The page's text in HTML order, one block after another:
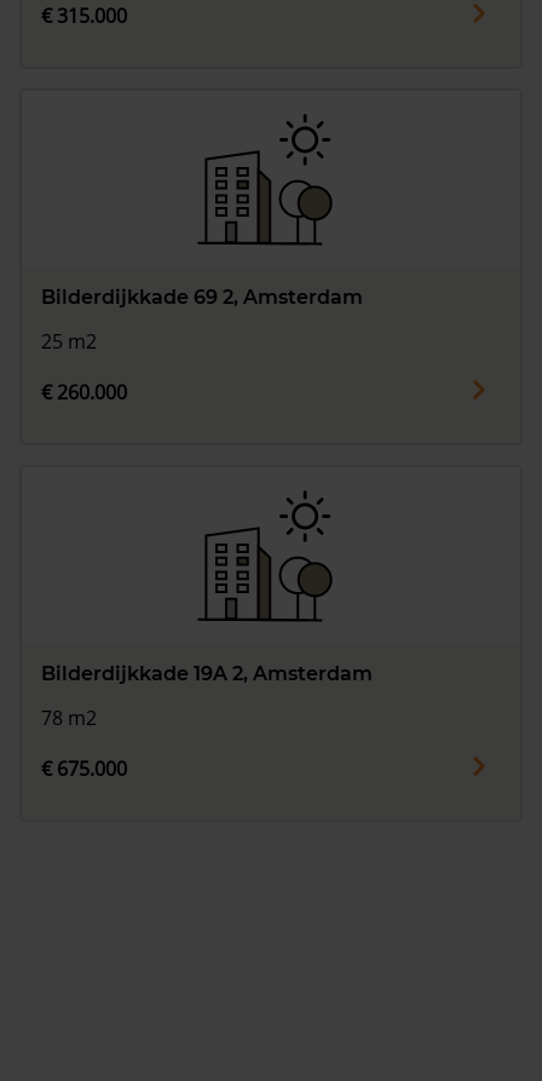
€ 315.000
Bilderdijkkade 69 2, Amsterdam
25 m2
€ 260.000
Bilderdijkkade 19A 2, Amsterdam
78 m2
€ 675.000